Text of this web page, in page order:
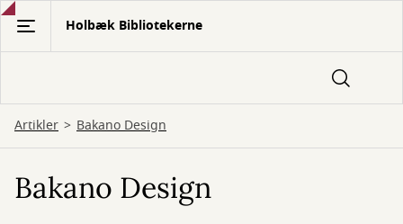
Gå
hovedindhold
Holbæk Bibliotekerne
Artikler Bakano Design
Bakano Design